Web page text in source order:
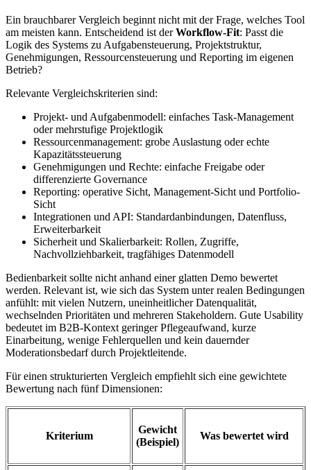
Ein brauchbarer Vergleich beginnt nicht mit der Frage, welches Tool
am meisten kann. Entscheidend ist derWorkflow-Fit: Passt die
Logik des Systems zu Aufgabensteuerung, Projektstruktur,
Genehmigungen, Ressourcensteuerung und Reporting im eigenen
Betrieb?
Relevante Vergleichskriterien sind:
Projekt- und Aufgabenmodell: einfaches Task-Management
oder mehrstufige Projektlogik
Ressourcenmanagement: grobe Auslastung oder echte
Kapazitätssteuerung
Genehmigungen und Rechte: einfache Freigabe oder
differenzierte Governance
Reporting: operative Sicht, Management-Sicht und Portfolio-
Sicht
Integrationen und API: Standardanbindungen, Datenfluss,
Erweiterbarkeit
Sicherheit und Skalierbarkeit: Rollen, Zugriffe,
Nachvollziehbarkeit, tragfähiges Datenmodell
Bedienbarkeit sollte nicht anhand einer glatten Demo bewertet
werden. Relevant ist, wie sich das System unter realen Bedingungen
anfühlt: mit vielen Nutzern, uneinheitlicher Datenqualität,
wechselnden Prioritäten und mehreren Stakeholdern. Gute Usability
bedeutet im B2B-Kontext geringer Pflegeaufwand, kurze
Einarbeitung, wenige Fehlerquellen und kein dauernder
Moderationsbedarf durch Projektleitende.
Für einen strukturierten Vergleich empfiehlt sich eine gewichtete
Bewertung nach fünf Dimensionen:
Kriterium
Gewicht
(Beispiel)
Was bewertet wird